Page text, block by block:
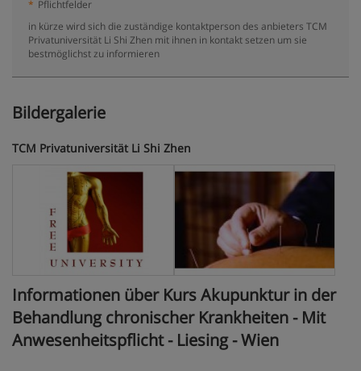
* Pflichtfelder
in kürze wird sich die zuständige kontaktperson des anbieters TCM
Privatuniversität Li Shi Zhen mit ihnen in kontakt setzen um sie
bestmöglichst zu informieren
Bildergalerie
TCM Privatuniversität Li Shi Zhen
Informationen über Kurs Akupunktur in der
Behandlung chronischer Krankheiten - Mit
Anwesenheitspflicht - Liesing - Wien